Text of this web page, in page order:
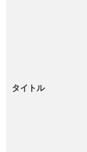
タイトル